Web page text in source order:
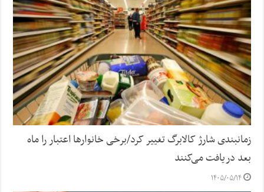
زمانبندی شارژ کالابرگ تغییر کرد/برخی خانوارها اعتبار را ماه
بعد دریافت می‌کنند
۱۴۰۵/۰۵/۱۴